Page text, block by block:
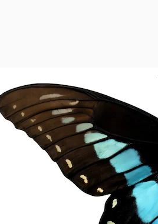
Graphics
Die kreative Plattform, um deine
Arbeit zu verwirklichen. Mehr als
Abonnenten unter Kreativen,
Agenturen und Studios.